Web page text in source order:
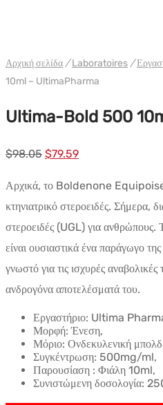
Αρχική σελίδα / Laboratoires /
10ml – UltimaPharma
Ultima-Bold 500
$98.05 Αρχική
$79.59Η
$79.59.
Αρχικά, το Boldenone Equipoise
κτηνιατρικό στεροειδές. Σήμερα,
στεροειδές (UGL) για
είναι ουσιαστικά ένα παράγωγο
γνωστό για τις ισχυρές αναβολικές
ανδρογόνα αποτελέσματά του.
Εργαστήριο: Ultima
Μορφή: Ένεση,
Μόριο: Ονδεκυλενική
Συγκέντρωση: 500mg/ml,
Παρουσίαση : Φιάλη 10ml,
Συνιστώμενη δοσολογία: